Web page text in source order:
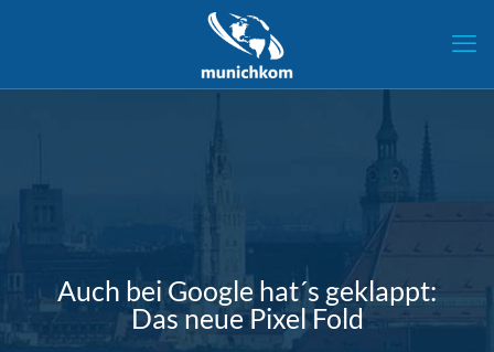
Auch bei Google hat´s geklappt:
Das neue Pixel Fold